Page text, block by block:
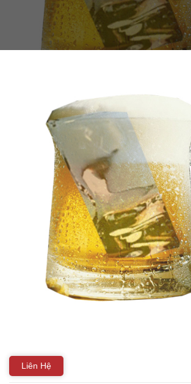
Liên Hệ
THIẾT BỊ NHÀ BẾP
THIẾT BỊ NHÀ BẾP CAO CẤP
MÁY CHẾ BIẾN NÔNG SẢN
THIẾT BỊ LÀM ĐỒ ĂN NHANH
THIẾT BỊ LÀM BÁNH
MÁY ĐÓNG GÓI THỰC PHẨM
THIẾT BỊ LẠNH
THIẾT BỊ BẾP CÔNG NGHIỆP